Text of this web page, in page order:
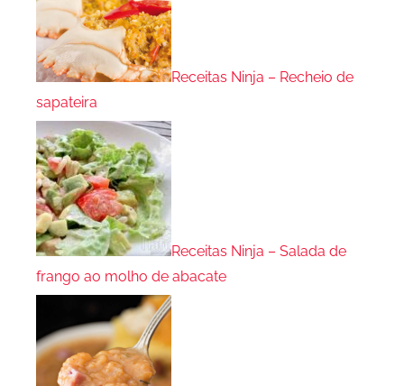
Receitas Ninja – Recheio de
sapateira
Receitas Ninja – Salada de
frango ao molho de abacate